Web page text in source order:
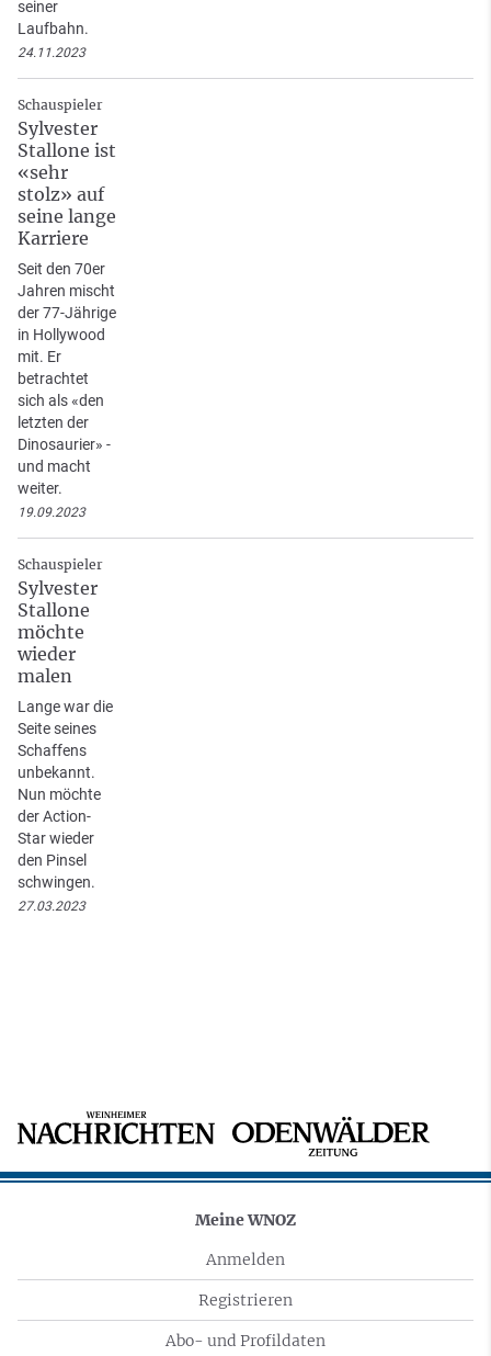
seiner
Laufbahn.
24.11.2023
Schauspieler
Sylvester
Stallone ist
«sehr
stolz» auf
seine lange
Karriere
Seit den 70er
Jahren mischt
der 77-Jährige
in Hollywood
mit. Er
betrachtet
sich als «den
letzten der
Dinosaurier» -
und macht
weiter.
19.09.2023
Schauspieler
Sylvester
Stallone
möchte
wieder
malen
Lange war die
Seite seines
Schaffens
unbekannt.
Nun möchte
der Action-
Star wieder
den Pinsel
schwingen.
27.03.2023
Meine WNOZ
Anmelden
Registrieren
Abo- und Profildaten